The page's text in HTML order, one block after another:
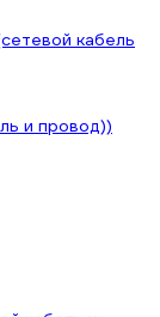
кабель
и провод))